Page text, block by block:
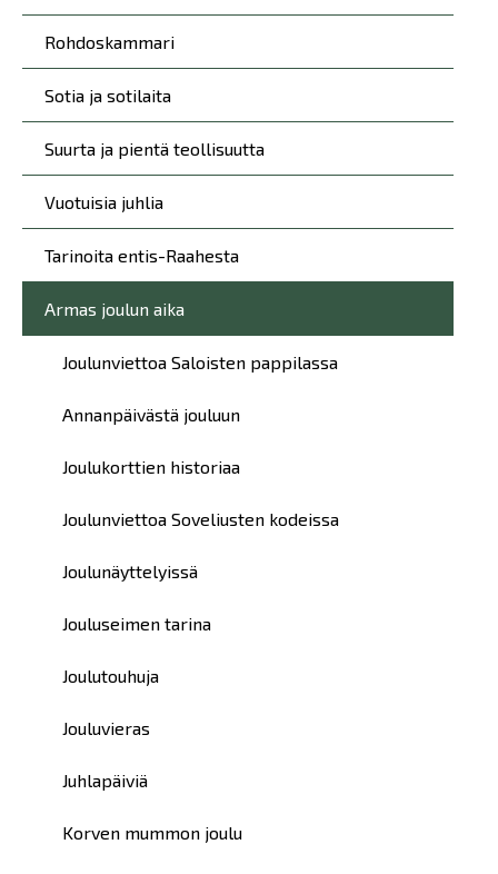
Rohdoskammari
Sotia ja sotilaita
Suurta ja pientä teollisuutta
Vuotuisia juhlia
Tarinoita entis-Raahesta
Armas joulun aika
Joulunviettoa Saloisten pappilassa
Annanpäivästä jouluun
Joulukorttien historiaa
Joulunviettoa Soveliusten kodeissa
Joulunäyttelyissä
Jouluseimen tarina
Joulutouhuja
Jouluvieras
Juhlapäiviä
Korven mummon joulu